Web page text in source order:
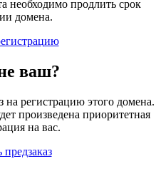
необходимо продлить срок
домена.
ваш?
регистрацию этого домена.
произведена приоритетная
на вас.